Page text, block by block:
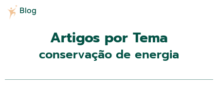
Blog
Artigos por Tema
conservação de energia